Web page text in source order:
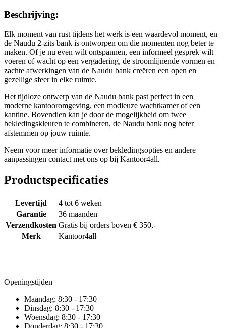
Beschrijving:
Elk moment van rust tijdens het werk is een waardevol moment, en
de Naudu 2-zits bank is ontworpen om die momenten nog beter te
maken. Of je nu even wilt ontspannen, een informeel gesprek wilt
voeren of wacht op een vergadering, de stroomlijnende vormen en
zachte afwerkingen van de Naudu bank creëren een open en
gezellige sfeer in elke ruimte.
Het tijdloze ontwerp van de Naudu bank past perfect in een
moderne kantooromgeving, een modieuze wachtkamer of een
kantine. Bovendien kan je door de mogelijkheid om twee
bekledingskleuren te combineren, de Naudu bank nog beter
afstemmen op jouw ruimte.
Neem voor meer informatie over bekledingsopties en andere
aanpassingen contact met ons op bij Kantoor4all.
Productspecificaties
Levertijd
4 tot 6 weken
Garantie
36 maanden
Verzendkosten Gratis bij orders boven € 350,-
Merk
Kantoor4all
Openingstijden
Maandag: 8:30 - 17:30
Dinsdag: 8:30 - 17:30
Woensdag: 8:30 - 17:30
Donderdag: 8:30 - 17:30